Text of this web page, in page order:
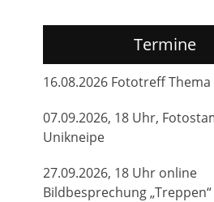
Termine
16.08.2026 Fototreff Thema
07.09.2026, 18 Uhr,
Unikneipe
27.09.2026, 18 Uhr online
Bildbesprechung „Treppen“